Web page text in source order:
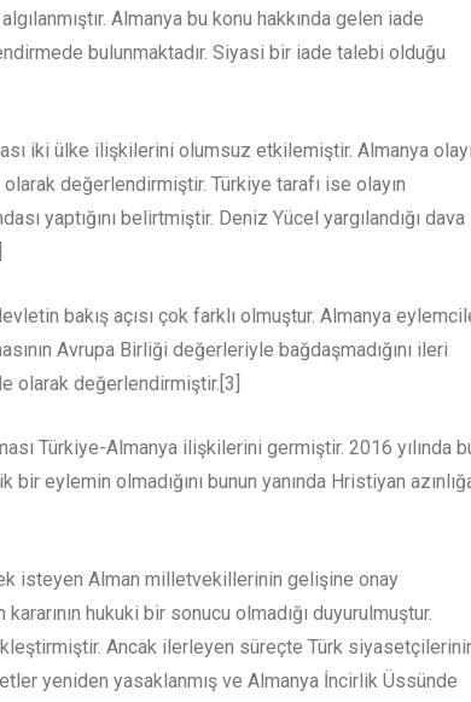
Almanya bu konu hakkında gelen iade
bulunmaktadır. Siyasi bir iade talebi olduğu
iki ülke ilişkilerini olumsuz etkilemiştir. Almanya olayı
değerlendirmiştir. Türkiye tarafı ise olayın
yaptığını belirtmiştir. Deniz Yücel yargılandığı dava
bakış açısı çok farklı olmuştur. Almanya
Avrupa Birliği değerleriyle bağdaşmadığını ileri
olarak değerlendirmiştir.[3]
Türkiye-Almanya ilişkilerini germiştir. 2016 yılında
eylemin olmadığını bunun yanında Hristiyan
isteyen Alman milletvekillerinin gelişine onay
hukuki bir sonucu olmadığı duyurulmuştur.
Ancak ilerleyen süreçte Türk
yeniden yasaklanmış ve Almanya İncirlik Üssünde